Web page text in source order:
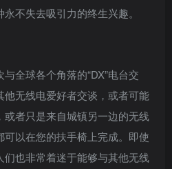
不失去吸引力的终生兴趣。
全球各个角落的“DX”电台交
无线电爱好者交谈，或者可能
者只是来自城镇另一边的无线
以在您的扶手椅上完成。即使
也非常着迷于能够与其他无线